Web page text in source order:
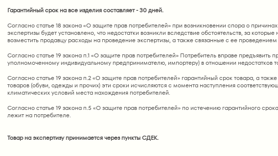
Гарантийный срок на все изделия составляет - 30 дней.
Согласно статье 18 закона «О защите прав потребителей» при возникновении спора о
экспертизы будет установлено, что недостатки возникли вследствие обстоятельств, за
возместить продавцу расходы на проведение экспертизы, а также связанные с ее
Согласно статье 19 закона п.1 «О защите прав потребителей» Потребитель вправе
уполномоченному индивидуальному предпринимателю, импортеру) в отношении недостатков
Согласно статье 19 закона п.2 «О защите прав потребителей» гарантийный срок товара, а
товаров (обуви, одежды и прочих) эти сроки исчисляются с момента наступления
климатических условий места нахождения потребителей.
Согласно статье 19 закона п.5 «О защите прав потребителей» по истечению гарантийного
лежит на потребителе.
Товар на экспертизу принимается через пункты СДЕК.